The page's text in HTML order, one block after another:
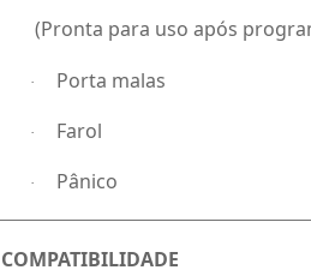
(Pronta para uso após
· Porta malas
· Farol
· Pânico
COMPATIBILIDADE